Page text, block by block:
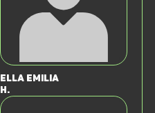
Ella Emilia
H.